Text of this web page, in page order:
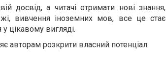
досвід, а читачі отримати нові знання,
вивчення іноземних мов, все це стає
цікавому вигляді.
авторам розкрити власний потенціал.